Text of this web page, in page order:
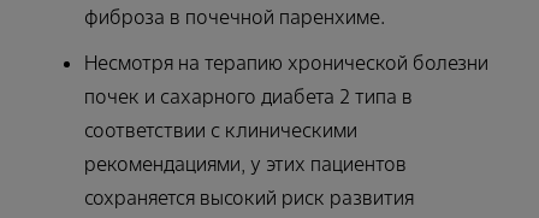
фиброза в почечной паренхиме.
Несмотря на терапию хронической болезни
почек и сахарного диабета 2 типа в
соответствии с клиническими
рекомендациями, у этих пациентов
сохраняется высокий риск развития